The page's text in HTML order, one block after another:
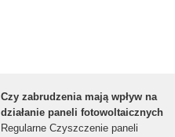
Czy zabrudzenia mają wpływ na
działanie paneli fotowoltaicznych
Regularne Czyszczenie paneli